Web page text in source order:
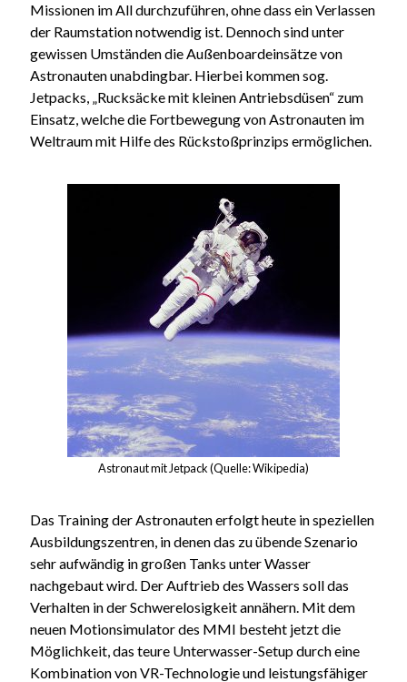
Missionen im All durchzuführen, ohne dass ein Verlassen
der Raumstation notwendig ist. Dennoch sind unter
gewissen Umständen die Außenboardeinsätze von
Astronauten unabdingbar. Hierbei kommen sog.
Jetpacks, „Rucksäcke mit kleinen Antriebsdüsen“ zum
Einsatz, welche die Fortbewegung von Astronauten im
Weltraum mit Hilfe des Rückstoßprinzips ermöglichen.
Astronaut mit Jetpack (Quelle: Wikipedia)
Das Training der Astronauten erfolgt heute in speziellen
Ausbildungszentren, in denen das zu übende Szenario
sehr aufwändig in großen Tanks unter Wasser
nachgebaut wird. Der Auftrieb des Wassers soll das
Verhalten in der Schwerelosigkeit annähern. Mit dem
neuen Motionsimulator des MMI besteht jetzt die
Möglichkeit, das teure Unterwasser-Setup durch eine
Kombination von VR-Technologie und leistungsfähiger